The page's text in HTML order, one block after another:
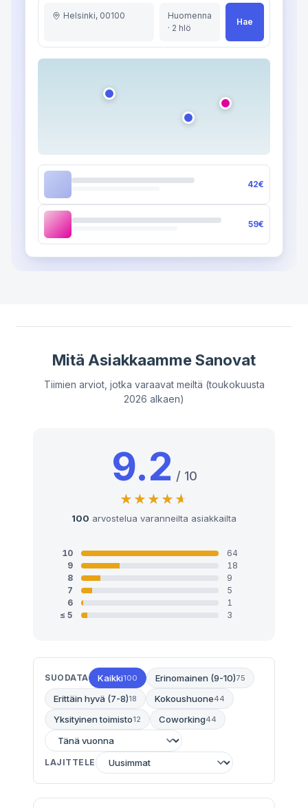
Helsinki, 00100
Huomenna
· 2 hlö
Hae
42€
59€
Mitä Asiakkaamme Sanovat
Tiimien arviot, jotka varaavat meiltä (toukokuusta
2026 alkaen)
9.2 / 10
100 arvostelua varanneilta asiakkailta
10
64
9
18
8
9
7
5
6
1
≤ 5
3
SUODATA Kaikki100 Erinomainen (9-10)75
Erittäin hyvä (7-8)18 Kokoushuone44
Yksityinen toimisto12 Coworking44
LAJITTELE